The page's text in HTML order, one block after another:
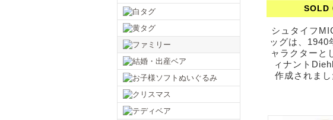
SOLD
シュタイフ
ッグは、1940
ャラクターと
ィナント
作成されま